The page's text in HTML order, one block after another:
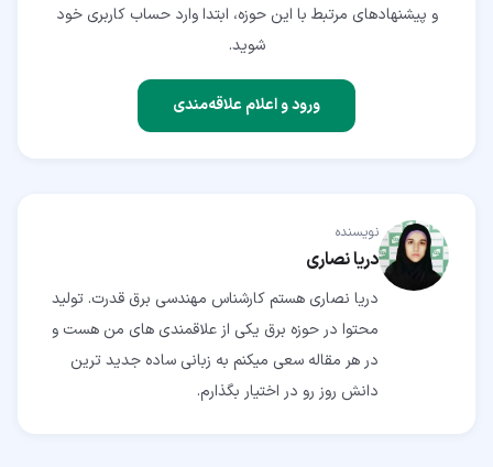
و پیشنهادهای مرتبط با این حوزه، ابتدا وارد حساب کاربری خود
شوید.
ورود و اعلام علاقه‌مندی
نویسنده
دریا نصاری
دریا نصاری هستم کارشناس مهندسی برق قدرت. تولید
محتوا در حوزه برق یکی از علاقمندی های من هست و
در هر مقاله سعی میکنم به زبانی ساده جدید ترین
دانش روز رو در اختیار بگذارم.